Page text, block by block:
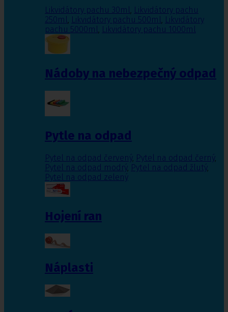
Likvidátory pachu 30ml, Likvidátory pachu
250ml, Likvidátory pachu 500ml, Likvidátory
pachu 5000ml, Likvidátory pachu 1000ml
Nádoby na nebezpečný odpad
Pytle na odpad
Pytel na odpad červený, Pytel na odpad černý,
Pytel na odpad modrý, Pytel na odpad žlutý,
Pytel na odpad zelený
Hojení ran
Náplasti